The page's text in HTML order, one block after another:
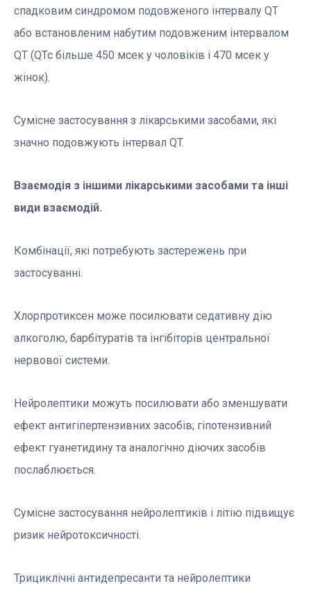
спадковим синдромом подовженого інтервалу QT
або встановленим набутим подовженим інтервалом
QT (QTc більше 450 мсек у чоловіків і 470 мсек у
жінок).
Сумісне застосування з лікарськими засобами, які
значно подовжують інтервал QT.
Взаємодія з іншими лікарськими засобами та інші
види взаємодій.
Комбінації, які потребують застережень при
застосуванні.
Хлорпротиксен може посилювати седативну дію
алкоголю, барбітуратів та інгібіторів центральної
нервової системи.
Нейролептики можуть посилювати або зменшувати
ефект антигіпертензивних засобів; гіпотензивний
ефект гуанетидину та аналогічно діючих засобів
послаблюється.
Сумісне застосування нейролептиків і літію підвищує
ризик нейротоксичності.
Трициклічні антидепресанти та нейролептики